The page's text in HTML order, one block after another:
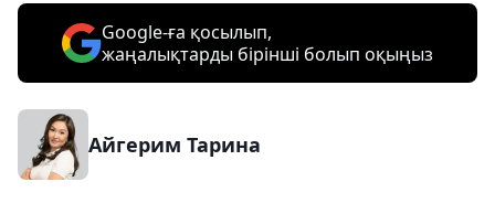
Google-ға қосылып,
жаңалықтарды бірінші болып оқыңыз
Айгерим Тарина